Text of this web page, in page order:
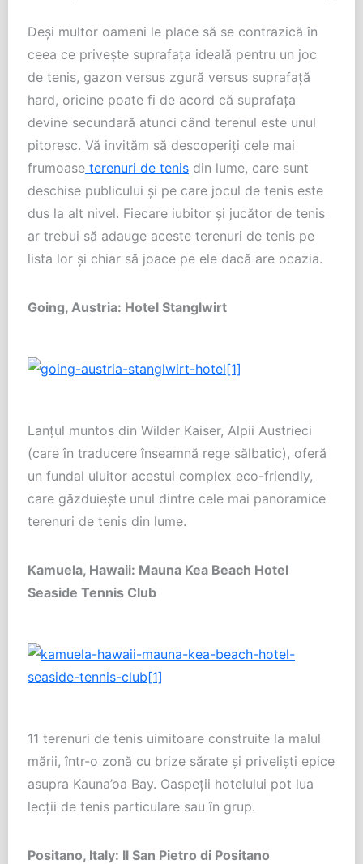
Deşi multor oameni le place să se contrazică în
ceea ce priveşte suprafaţa ideală pentru un joc
de tenis, gazon versus zgură versus suprafaţă
hard, oricine poate fi de acord că suprafaţa
devine secundară atunci când terenul este unul
pitoresc. Vă invităm să descoperiţi cele mai
frumoase terenuri de tenis din lume, care sunt
deschise publicului şi pe care jocul de tenis este
dus la alt nivel. Fiecare iubitor şi jucător de tenis
ar trebui să adauge aceste terenuri de tenis pe
lista lor şi chiar să joace pe ele dacă are ocazia.
Going, Austria: Hotel Stanglwirt
Lanţul muntos din Wilder Kaiser, Alpii Austrieci
(care în traducere înseamnă rege sălbatic), oferă
un fundal uluitor acestui complex eco-friendly,
care găzduieşte unul dintre cele mai panoramice
terenuri de tenis din lume.
Kamuela, Hawaii: Mauna Kea Beach Hotel
Seaside Tennis Club
11 terenuri de tenis uimitoare construite la malul
mării, într-o zonă cu brize sărate şi privelişti epice
asupra Kauna’oa Bay. Oaspeţii hotelului pot lua
lecţii de tenis particulare sau în grup.
Positano, Italy: Il San Pietro di Positano